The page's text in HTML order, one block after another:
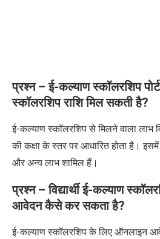
प्रश्न – ई-कल्याण स्कॉलरशिप
स्कॉलरशिप राशि मिल सकती है?
ई-कल्याण स्कॉलरशिप से मिलने वाला लाभ
की कक्षा के स्तर पर आधारित होता है।
और अन्य लाभ शामिल हैं।
प्रश्न – विद्यार्थी ई-कल्याण
आवेदन कैसे कर सकता है?
ई-कल्याण स्कॉलरशिप के लिए ऑनलाइन